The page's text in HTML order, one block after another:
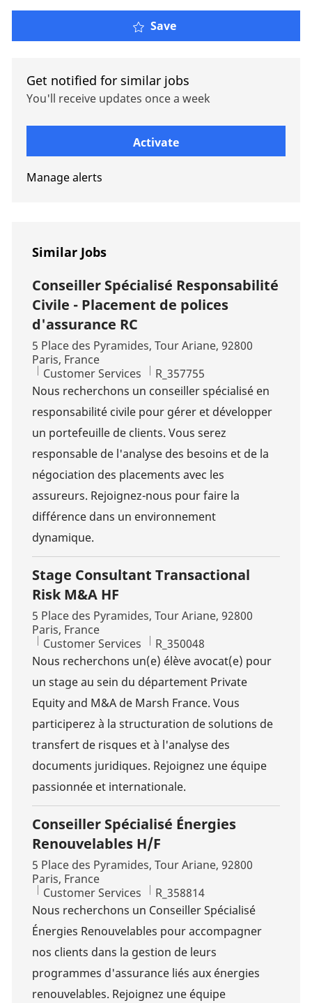
Save
Get notified for similar jobs
You'll receive updates once a week
Activate
Manage alerts
Similar Jobs
Conseiller Spécialisé Responsabilité
Civile - Placement de polices
d'assurance RC
Location
5 Place des Pyramides, Tour Ariane, 92800
Paris, France
Category
Customer Services Job Id
R_357755
Nous recherchons un conseiller spécialisé en
responsabilité civile pour gérer et développer
un portefeuille de clients. Vous serez
responsable de l'analyse des besoins et de la
négociation des placements avec les
assureurs. Rejoignez-nous pour faire la
différence dans un environnement
dynamique.
Stage Consultant Transactional
Risk M&A HF
Location
5 Place des Pyramides, Tour Ariane, 92800
Paris, France
Category
Customer Services Job Id
R_350048
Nous recherchons un(e) élève avocat(e) pour
un stage au sein du département Private
Equity and M&A de Marsh France. Vous
participerez à la structuration de solutions de
transfert de risques et à l'analyse des
documents juridiques. Rejoignez une équipe
passionnée et internationale.
Conseiller Spécialisé Énergies
Renouvelables H/F
Location
5 Place des Pyramides, Tour Ariane, 92800
Paris, France
Category
Customer Services Job Id
R_358814
Nous recherchons un Conseiller Spécialisé
Énergies Renouvelables pour accompagner
nos clients dans la gestion de leurs
programmes d'assurance liés aux énergies
renouvelables. Rejoignez une équipe